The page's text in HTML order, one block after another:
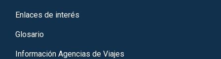
Enlaces de interés
Glosario
Información Agencias de Viajes